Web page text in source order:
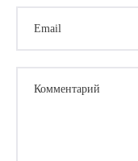
Email
Комментарий